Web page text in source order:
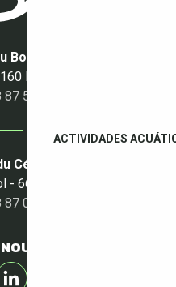
ACTIVIDADES
Boulou
Le Boulou
50 95
Céret
- 66400 Céret
00 53
!